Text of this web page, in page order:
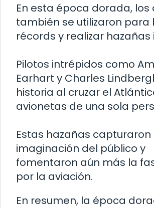
En esta época dorada, los
también se utilizaron para
récords y realizar hazañas
Pilotos intrépidos como
Earhart y Charles
historia al cruzar el
avionetas de una sola
Estas hazañas capturaron
imaginación del público y
fomentaron aún más la
por la aviación.
En resumen, la época